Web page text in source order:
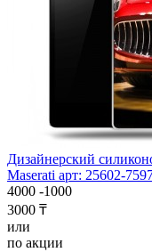
Дизайнерский
Maserati арт: 25602-
4000 -1000
3000 ₸
или
по акции